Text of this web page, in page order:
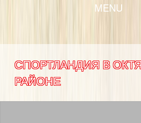
MENU
СПОРТЛАНДИЯ В
РАЙОНЕ